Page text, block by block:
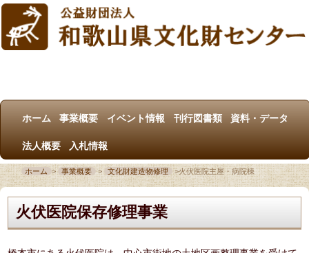
ホーム 事業概要 イベント情報 刊行図書類 資料・データ
法人概要 入札情報
ホーム > 事業概要 > 文化財建造物修理 >火伏医院主屋・病院棟
火伏医院保存修理事業